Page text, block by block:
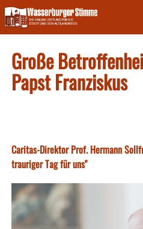
Skip
to
content
Große
Papst Franziskus
Caritas-Direktor Prof. Hermann
trauriger Tag für uns"